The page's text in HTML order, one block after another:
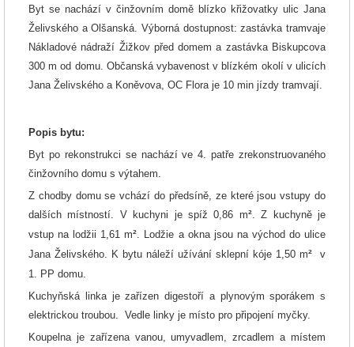
Byt se nachází v činžovním domě blízko křižovatky ulic Jana
Želivského a Olšanská. Výborná dostupnost: zastávka tramvaje
Nákladové nádraží Žižkov před domem a zastávka Biskupcova
300 m od domu. Občanská vybavenost v blízkém okolí v ulicích
Jana Želivského a Koněvova, OC Flora je 10 min jízdy tramvají.
Popis bytu:
Byt po rekonstrukci se nachází ve 4. patře zrekonstruovaného
činžovního domu s výtahem.
Z chodby domuse vchází do předsíně, ze které jsou vstupy do
dalších místností. V kuchyni je spíž 0,86 m². Z kuchyně je
vstup na lodžii 1,61 m² . Lodžie a okna jsou na východ do ulice
Jana Želivského.
K bytu náleží užívání sklepní kóje 1,50 m²
v
1. PP domu.
Kuchyňská linka je zařízen digestoří a plynovým sporákem s
elektrickou troubou. Vedle linky je místo pro připojení myčky.
Koupelna je zařízena vanou, umyvadlem, zrcadlem a místem